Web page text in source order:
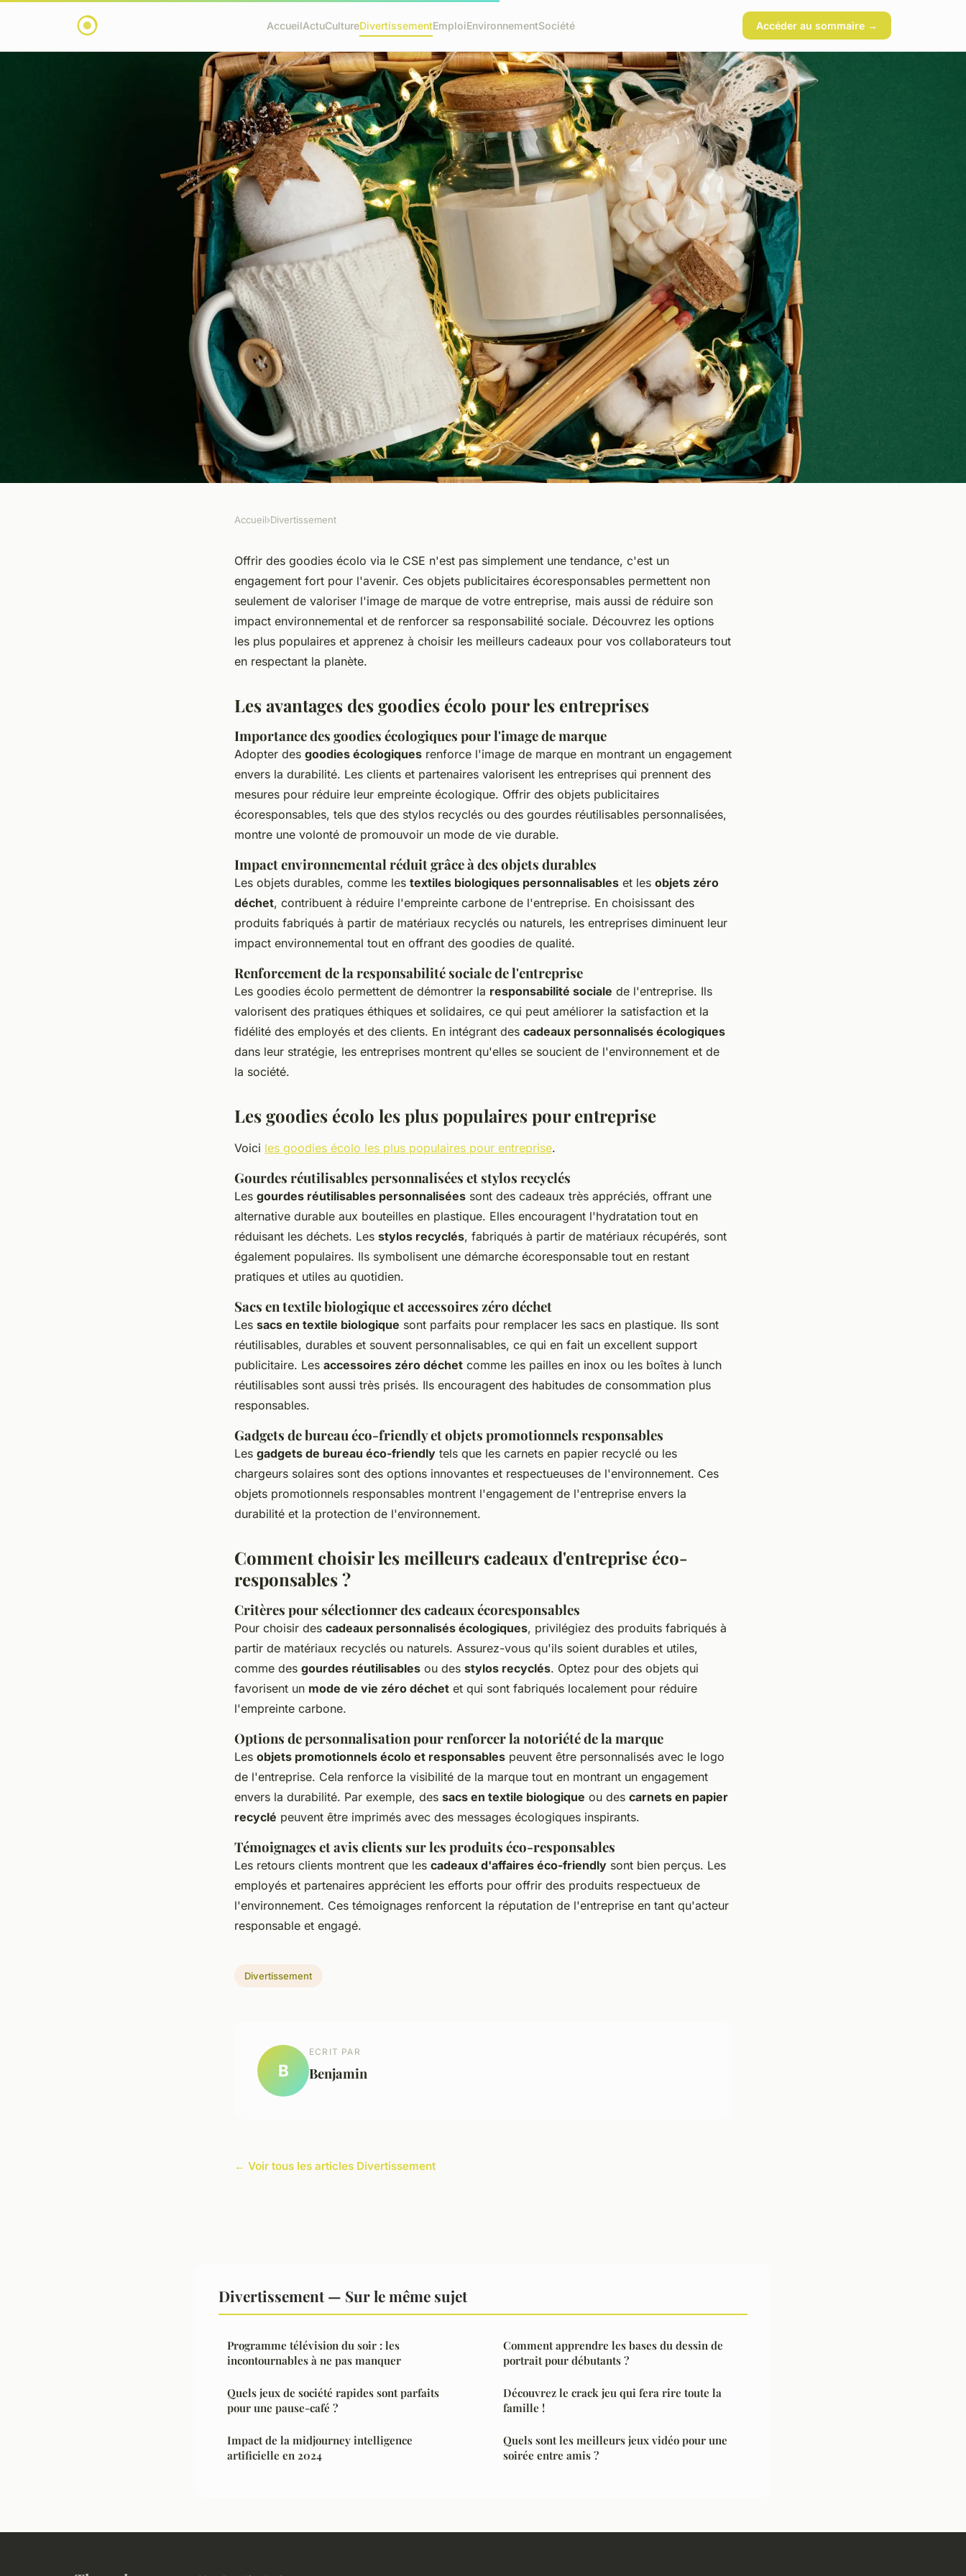
AccueilActuCultureDivertissementEmploiEnvironnementSociété Accéder au sommaire →
Les meilleurs goodies écolo pour
entreprise à offrir via le CSE
Accueil›Divertissement
Offrir des goodies écolo via le CSE n'est pas simplement une tendance, c'est un
engagement fort pour l'avenir. Ces objets publicitaires écoresponsables permettent non
seulement de valoriser l'image de marque de votre entreprise, mais aussi de réduire son
impact environnemental et de renforcer sa responsabilité sociale. Découvrez les options
les plus populaires et apprenez à choisir les meilleurs cadeaux pour vos collaborateurs tout
en respectant la planète.
Les avantages des goodies écolo pour les entreprises
Importance des goodies écologiques pour l'image de marque
Adopter des goodies écologiques renforce l'image de marque en montrant un engagement
envers la durabilité. Les clients et partenaires valorisent les entreprises qui prennent des
mesures pour réduire leur empreinte écologique. Offrir des objets publicitaires
écoresponsables, tels que des stylos recyclés ou des gourdes réutilisables personnalisées,
montre une volonté de promouvoir un mode de vie durable.
Impact environnemental réduit grâce à des objets durables
Les objets durables, comme les textiles biologiques personnalisables et les objets zéro
déchet, contribuent à réduire l'empreinte carbone de l'entreprise. En choisissant des
produits fabriqués à partir de matériaux recyclés ou naturels, les entreprises diminuent leur
impact environnemental tout en offrant des goodies de qualité.
Renforcement de la responsabilité sociale de l'entreprise
Les goodies écolo permettent de démontrer la responsabilité sociale de l'entreprise. Ils
valorisent des pratiques éthiques et solidaires, ce qui peut améliorer la satisfaction et la
fidélité des employés et des clients. En intégrant des cadeaux personnalisés écologiques
dans leur stratégie, les entreprises montrent qu'elles se soucient de l'environnement et de
la société.
Les goodies écolo les plus populaires pour entreprise
Voici les goodies écolo les plus populaires pour entreprise.
Gourdes réutilisables personnalisées et stylos recyclés
Les gourdes réutilisables personnalisées sont des cadeaux très appréciés, offrant une
alternative durable aux bouteilles en plastique. Elles encouragent l'hydratation tout en
réduisant les déchets. Les stylos recyclés, fabriqués à partir de matériaux récupérés, sont
également populaires. Ils symbolisent une démarche écoresponsable tout en restant
pratiques et utiles au quotidien.
Sacs en textile biologique et accessoires zéro déchet
Les sacs en textile biologique sont parfaits pour remplacer les sacs en plastique. Ils sont
réutilisables, durables et souvent personnalisables, ce qui en fait un excellent support
publicitaire. Les accessoires zéro déchet comme les pailles en inox ou les boîtes à lunch
réutilisables sont aussi très prisés. Ils encouragent des habitudes de consommation plus
responsables.
Gadgets de bureau éco-friendly et objets promotionnels responsables
Les gadgets de bureau éco-friendly tels que les carnets en papier recyclé ou les
chargeurs solaires sont des options innovantes et respectueuses de l'environnement. Ces
objets promotionnels responsables montrent l'engagement de l'entreprise envers la
durabilité et la protection de l'environnement.
Comment choisir les meilleurs cadeaux d'entreprise éco-
responsables ?
Critères pour sélectionner des cadeaux écoresponsables
Pour choisir des cadeaux personnalisés écologiques, privilégiez des produits fabriqués à
partir de matériaux recyclés ou naturels. Assurez-vous qu'ils soient durables et utiles,
comme des gourdes réutilisables ou des stylos recyclés. Optez pour des objets qui
favorisent un mode de vie zéro déchet et qui sont fabriqués localement pour réduire
l'empreinte carbone.
Options de personnalisation pour renforcer la notoriété de la marque
Les objets promotionnels écolo et responsables peuvent être personnalisés avec le logo
de l'entreprise. Cela renforce la visibilité de la marque tout en montrant un engagement
envers la durabilité. Par exemple, des sacs en textile biologique ou des carnets en papier
recyclé peuvent être imprimés avec des messages écologiques inspirants.
Témoignages et avis clients sur les produits éco-responsables
Les retours clients montrent que les cadeaux d'affaires éco-friendly sont bien perçus. Les
employés et partenaires apprécient les efforts pour offrir des produits respectueux de
l'environnement. Ces témoignages renforcent la réputation de l'entreprise en tant qu'acteur
responsable et engagé.
Divertissement
B
ECRIT PAR
Benjamin
← Voir tous les articles Divertissement
Divertissement — Sur le même sujet
Programme télévision du soir : les
incontournables à ne pas manquer
Quels jeux de société rapides sont parfaits
pour une pause-café ?
Impact de la midjourney intelligence
artificielle en 2024
Comment apprendre les bases du dessin de
portrait pour débutants ?
Découvrez le crack jeu qui fera rire toute la
famille !
Quels sont les meilleurs jeux vidéo pour une
soirée entre amis ?